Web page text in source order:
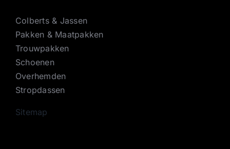
Colberts & Jassen
Pakken & Maatpakken
Trouwpakken
Schoenen
Overhemden
Stropdassen
Sitemap